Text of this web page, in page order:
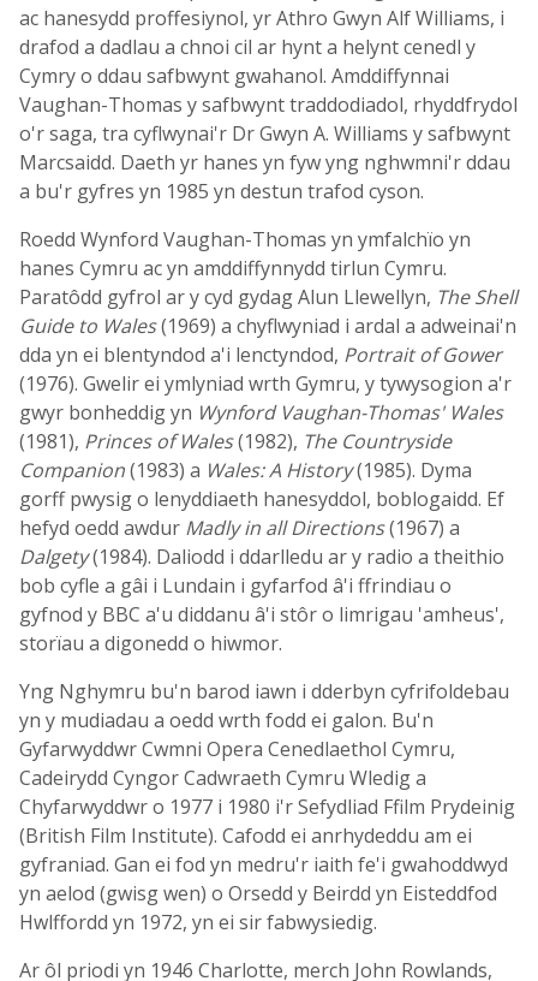
ac hanesydd proffesiynol, yr Athro Gwyn Alf Williams, i
drafod a dadlau a chnoi cil ar hynt a helynt cenedl y
Cymry o ddau safbwynt gwahanol. Amddiffynnai
Vaughan-Thomas y safbwynt traddodiadol, rhyddfrydol
o'r saga, tra cyflwynai'r Dr Gwyn A. Williams y safbwynt
Marcsaidd. Daeth yr hanes yn fyw yng nghwmni'r ddau
a bu'r gyfres yn 1985 yn destun trafod cyson.
Roedd Wynford Vaughan-Thomas yn ymfalchïo yn
hanes Cymru ac yn amddiffynnydd tirlun Cymru.
Paratôdd gyfrol ar y cyd gydag Alun Llewellyn, The Shell
Guide to Wales(1969) a chyflwyniad i ardal a adweinai'n
dda yn ei blentyndod a'i lenctyndod, Portrait of Gower
(1976). Gwelir ei ymlyniad wrth Gymru, y tywysogion a'r
gwyr bonheddig yn Wynford Vaughan-Thomas' Wales
(1981), Princes of Wales(1982), The Countryside
Companion(1983) a Wales: A History(1985). Dyma
gorff pwysig o lenyddiaeth hanesyddol, boblogaidd. Ef
hefyd oedd awdur Madly in all Directions(1967) a
Dalgety(1984). Daliodd i ddarlledu ar y radio a theithio
bob cyfle a gâi i Lundain i gyfarfod â'i ffrindiau o
gyfnod y BBC a'u diddanu â'i stôr o limrigau 'amheus',
storïau a digonedd o hiwmor.
Yng Nghymru bu'n barod iawn i dderbyn cyfrifoldebau
yn y mudiadau a oedd wrth fodd ei galon. Bu'n
Gyfarwyddwr Cwmni Opera Cenedlaethol Cymru,
Cadeirydd Cyngor Cadwraeth Cymru Wledig a
Chyfarwyddwr o 1977 i 1980 i'r Sefydliad Ffilm Prydeinig
(British Film Institute). Cafodd ei anrhydeddu am ei
gyfraniad. Gan ei fod yn medru'r iaith fe'i gwahoddwyd
yn aelod (gwisg wen) o Orsedd y Beirdd yn Eisteddfod
Hwlffordd yn 1972, yn ei sir fabwysiedig.
Ar ôl priodi yn 1946 Charlotte, merch John Rowlands,